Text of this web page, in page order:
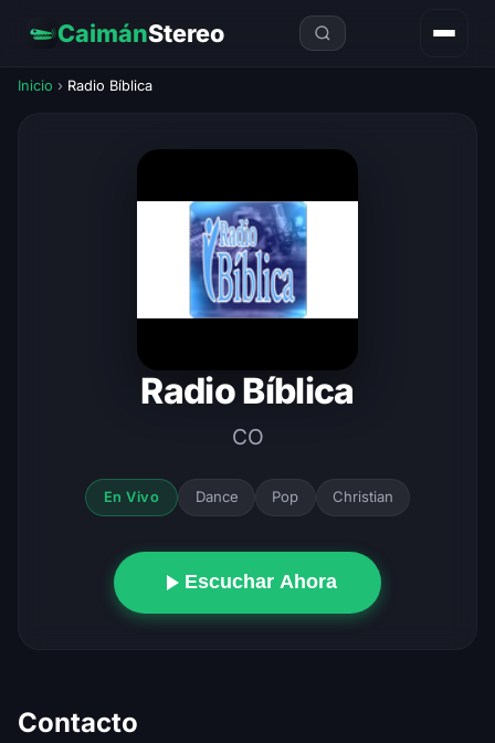
CaimánStereo
Inicio › Radio Bíblica
Radio Bíblica
CO
En Vivo Dance Pop Christian
Escuchar Ahora
Contacto